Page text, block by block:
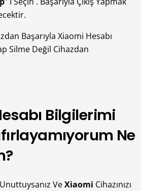
Başarıyla Xiaomi Hesabı
Silme Değil Cihazdan
Bilgilerimi
Ne
VeXiaomi Cihazınızı